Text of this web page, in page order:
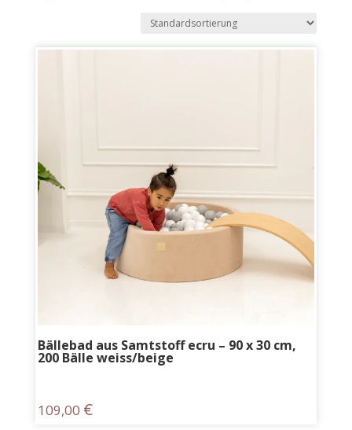
Bällebad aus Samtstoff ecru – 90 x 30 cm,
200 Bälle weiss/beige
109,00 €